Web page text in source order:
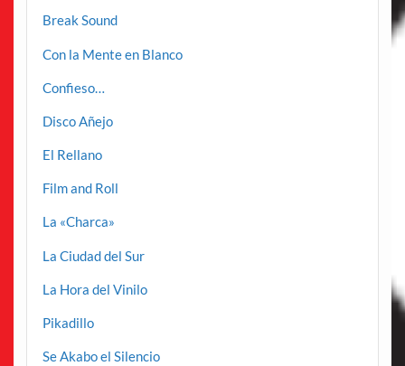
Break Sound
Con la Mente en Blanco
Confieso…
Disco Añejo
El Rellano
Film and Roll
La «Charca»
La Ciudad del Sur
La Hora del Vinilo
Pikadillo
Se Akabo el Silencio